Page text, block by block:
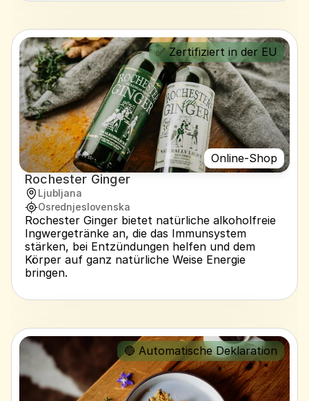
Online-Shop
✅ Zertifiziert in der EU
Rochester Ginger
Ljubljana
Osrednjeslovenska
Rochester Ginger bietet natürliche alkoholfreie
Ingwergetränke an, die das Immunsystem
stärken, bei Entzündungen helfen und dem
Körper auf ganz natürliche Weise Energie
bringen.
🔵 Automatische Deklaration